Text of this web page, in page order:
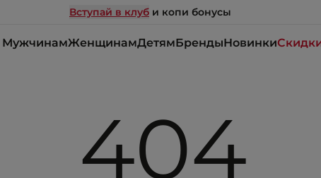
Вступай в клуб и копи бонусы
МужчинамЖенщинамДетямБрендыНовинки
404